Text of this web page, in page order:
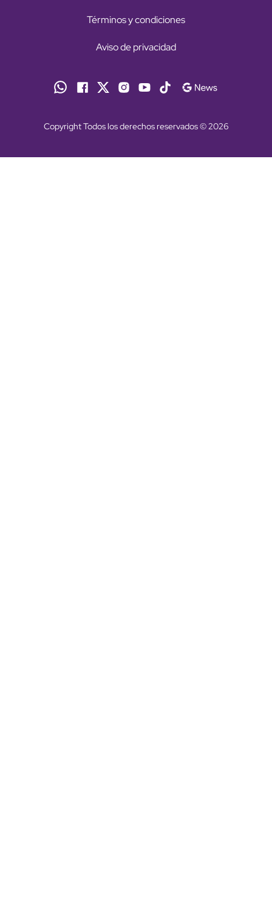
Términos y condiciones
Aviso de privacidad
Copyright Todos los derechos reservados © 2026